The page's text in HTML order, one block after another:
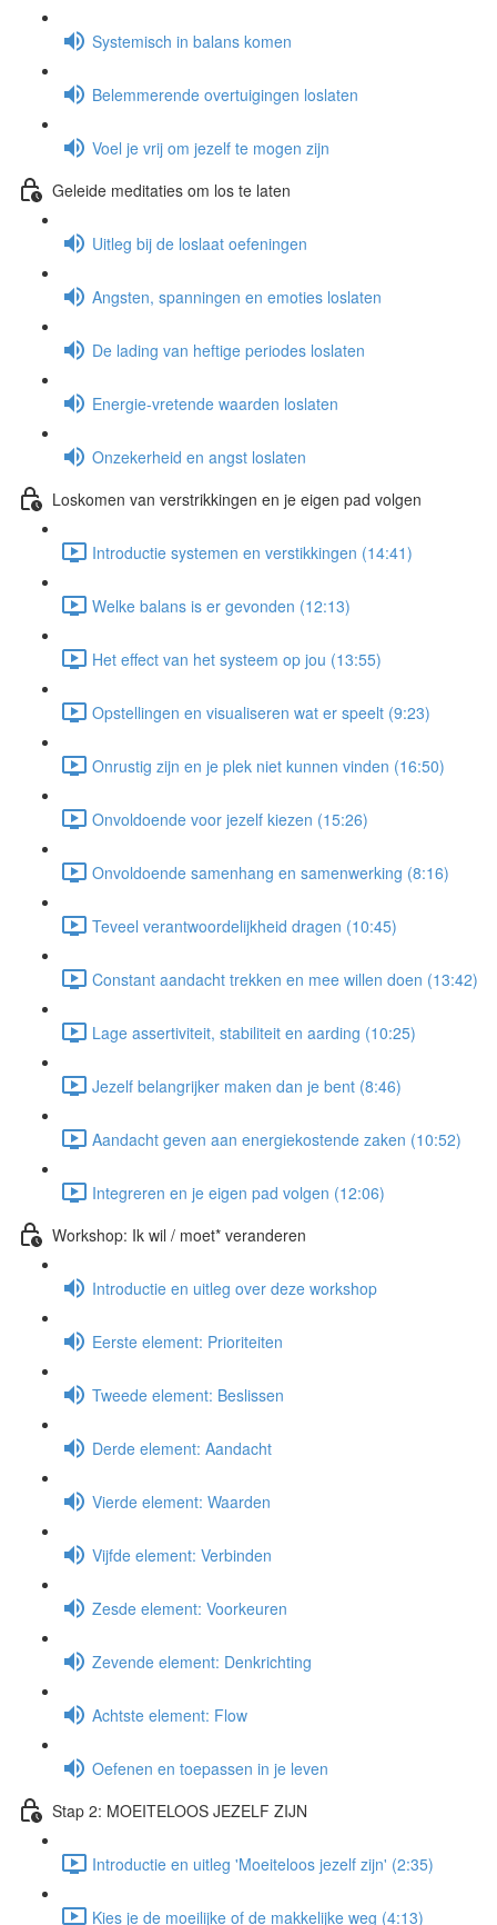
Systemisch in balans komen
Belemmerende overtuigingen loslaten
Voel je vrij om jezelf te mogen zijn
Geleide meditaties om los te laten
Uitleg bij de loslaat oefeningen
Angsten, spanningen en emoties loslaten
De lading van heftige periodes loslaten
Energie-vretende waarden loslaten
Onzekerheid en angst loslaten
Loskomen van verstrikkingen en je eigen pad volgen
Introductie systemen en verstikkingen (14:41)
Welke balans is er gevonden (12:13)
Het effect van het systeem op jou (13:55)
Opstellingen en visualiseren wat er speelt (9:23)
Onrustig zijn en je plek niet kunnen vinden (16:50)
Onvoldoende voor jezelf kiezen (15:26)
Onvoldoende samenhang en samenwerking (8:16)
Teveel verantwoordelijkheid dragen (10:45)
Constant aandacht trekken en mee willen doen (13:42)
Lage assertiviteit, stabiliteit en aarding (10:25)
Jezelf belangrijker maken dan je bent (8:46)
Aandacht geven aan energiekostende zaken (10:52)
Integreren en je eigen pad volgen (12:06)
Workshop: Ik wil / moet* veranderen
Introductie en uitleg over deze workshop
Eerste element: Prioriteiten
Tweede element: Beslissen
Derde element: Aandacht
Vierde element: Waarden
Vijfde element: Verbinden
Zesde element: Voorkeuren
Zevende element: Denkrichting
Achtste element: Flow
Oefenen en toepassen in je leven
Stap 2: MOEITELOOS JEZELF ZIJN
Introductie en uitleg 'Moeiteloos jezelf zijn' (2:35)
Kies je de moeilijke of de makkelijke weg (4:13)